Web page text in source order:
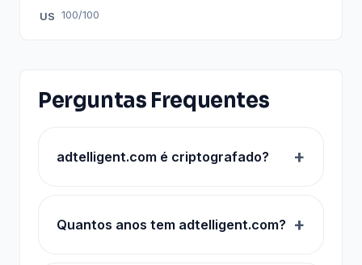
US 100/100
Perguntas Frequentes
adtelligent.com é criptografado?
Quantos anos tem adtelligent.com?